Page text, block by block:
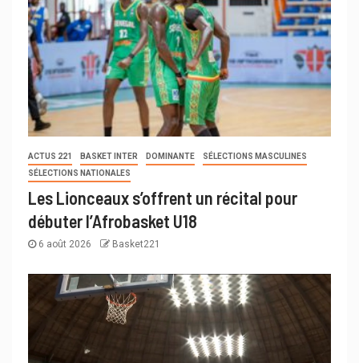
ACTUS 221 BASKET INTER DOMINANTE
SÉLECTIONS MASCULINES
SÉLECTIONS NATIONALES
Les Lionceaux s’offrent un récital pour
débuter l’Afrobasket U18
6 août 2026 Basket221